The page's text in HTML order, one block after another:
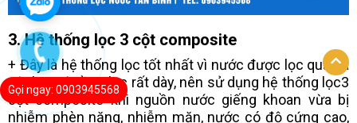
3. Hệ thống lọc 3 cột composite
+ Đây là hệ thống lọc tốt nhất vì nước được lọc qua ba
cột lọc với tầng lọc rất dày, nên sử dụng hệ thống lọc3
cột composite khi nguồn nước giếng khoan vừa bị
nhiễm phèn nặng, nhiễm mặn, nước có độ cứng cao,
Gọi ngay: 0903945568